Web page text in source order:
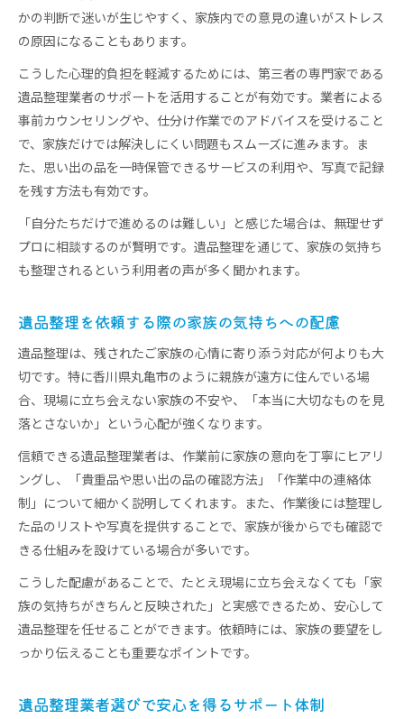
かの判断で迷いが生じやすく、家族内での意見の違いがストレス
の原因になることもあります。
こうした心理的負担を軽減するためには、第三者の専門家である
遺品整理業者のサポートを活用することが有効です。業者による
事前カウンセリングや、仕分け作業でのアドバイスを受けること
で、家族だけでは解決しにくい問題もスムーズに進みます。ま
た、思い出の品を一時保管できるサービスの利用や、写真で記録
を残す方法も有効です。
「自分たちだけで進めるのは難しい」と感じた場合は、無理せず
プロに相談するのが賢明です。遺品整理を通じて、家族の気持ち
も整理されるという利用者の声が多く聞かれます。
遺品整理を依頼する際の家族の気持ちへの配慮
遺品整理は、残されたご家族の心情に寄り添う対応が何よりも大
切です。特に香川県丸亀市のように親族が遠方に住んでいる場
合、現場に立ち会えない家族の不安や、「本当に大切なものを見
落とさないか」という心配が強くなります。
信頼できる遺品整理業者は、作業前に家族の意向を丁寧にヒアリ
ングし、「貴重品や思い出の品の確認方法」「作業中の連絡体
制」について細かく説明してくれます。また、作業後には整理し
た品のリストや写真を提供することで、家族が後からでも確認で
きる仕組みを設けている場合が多いです。
こうした配慮があることで、たとえ現場に立ち会えなくても「家
族の気持ちがきちんと反映された」と実感できるため、安心して
遺品整理を任せることができます。依頼時には、家族の要望をし
っかり伝えることも重要なポイントです。
遺品整理業者選びで安心を得るサポート体制